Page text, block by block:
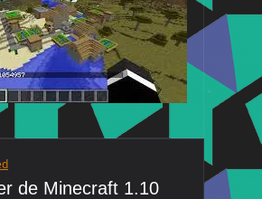
de Minecraft 1.10